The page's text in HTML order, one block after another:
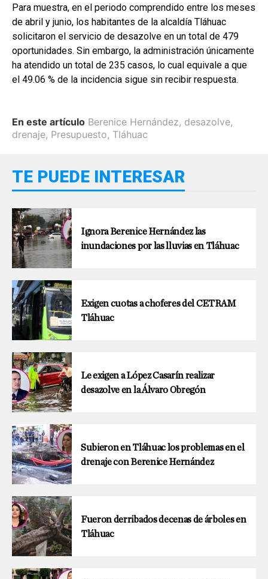
Para muestra, en el periodo comprendido entre los meses
de abril y junio, los habitantes de la alcaldía Tláhuac
solicitaron el servicio de desazolve en un total de 479
oportunidades. Sin embargo, la administración únicamente
ha atendido un total de 235 casos, lo cual equivale a que
el 49.06 % de la incidencia sigue sin recibir respuesta.
En este artículo Berenice Hernández, desazolve,
drenaje, Presupuesto, Tláhuac
TE PUEDE INTERESAR
Ignora Berenice Hernández las
inundaciones por las lluvias en Tláhuac
Exigen cuotas a choferes del CETRAM
Tláhuac
Le exigen a López Casarín realizar
desazolve en la Álvaro Obregón
Subieron en Tláhuac los problemas en el
drenaje con Berenice Hernández
Fueron derribados decenas de árboles en
Tláhuac